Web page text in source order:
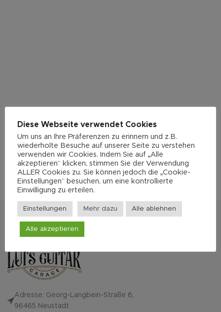
Adresse: Georg-Langbein-Straße 6,
96465 Neustadt
Diese Webseite verwendet Cookies
Um uns an Ihre Präferenzen zu erinnern und z.B.
wiederholte Besuche auf unserer Seite zu verstehen
verwenden wir Cookies. Indem Sie auf „Alle
akzeptieren“ klicken, stimmen Sie der Verwendung
ALLER Cookies zu. Sie können jedoch die „Cookie-
Einstellungen“ besuchen, um eine kontrollierte
Einwilligung zu erteilen.
Einstellungen Mehr dazu Alle ablehnen
Alle akzeptieren